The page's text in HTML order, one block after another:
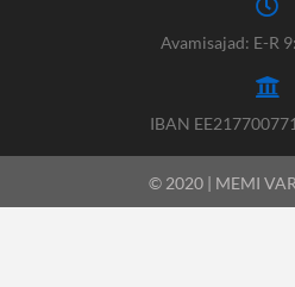
Avamisajad: E-R
IBAN
© 2020 | MEMI